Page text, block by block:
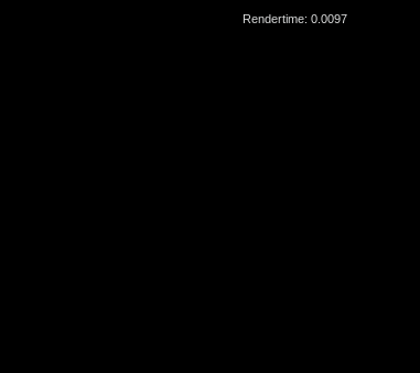
Rendertime: 0.0097